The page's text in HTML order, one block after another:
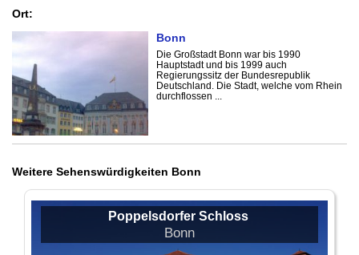
Ort:
Bonn
Die Großstadt Bonn war bis 1990
Hauptstadt und bis 1999 auch
Regierungssitz der Bundesrepublik
Deutschland. Die Stadt, welche vom Rhein
durchflossen ...
Weitere Sehenswürdigkeiten Bonn
Poppelsdorfer Schloss
Bonn